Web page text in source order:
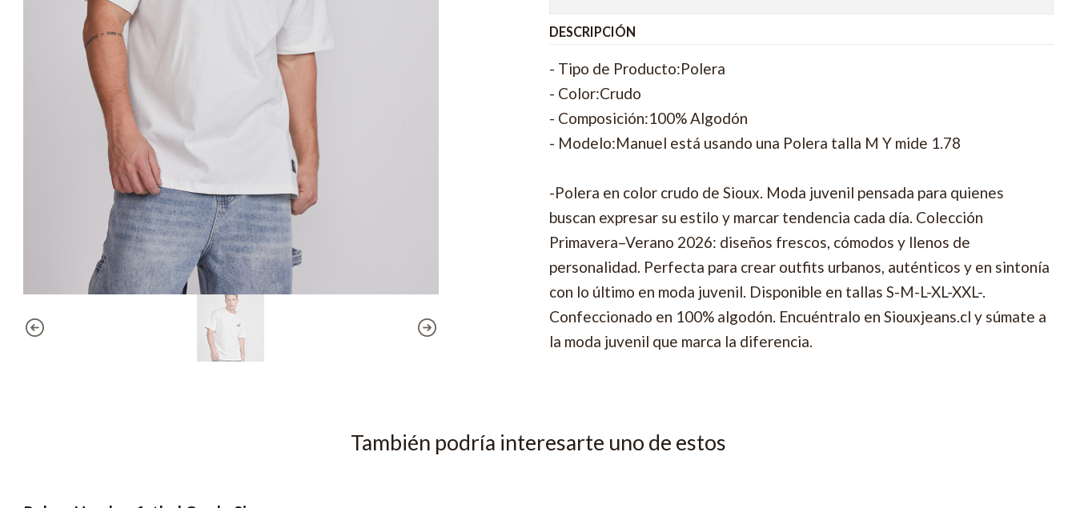
DESCRIPCIÓN
- Tipo de Producto:Polera
- Color:Crudo
- Composición:100% Algodón
- Modelo:Manuel está usando una Polera talla M Y mide 1.78
-Polera en color crudo de Sioux. Moda juvenil pensada para quienes
buscan expresar su estilo y marcar tendencia cada día. Colección
Primavera–Verano 2026: diseños frescos, cómodos y llenos de
personalidad. Perfecta para crear outfits urbanos, auténticos y en sintonía
con lo último en moda juvenil. Disponible en tallas S-M-L-XL-XXL-.
Confeccionado en 100% algodón. Encuéntralo en Siouxjeans.cl y súmate a
la moda juvenil que marca la diferencia.
También podría interesarte uno de estos